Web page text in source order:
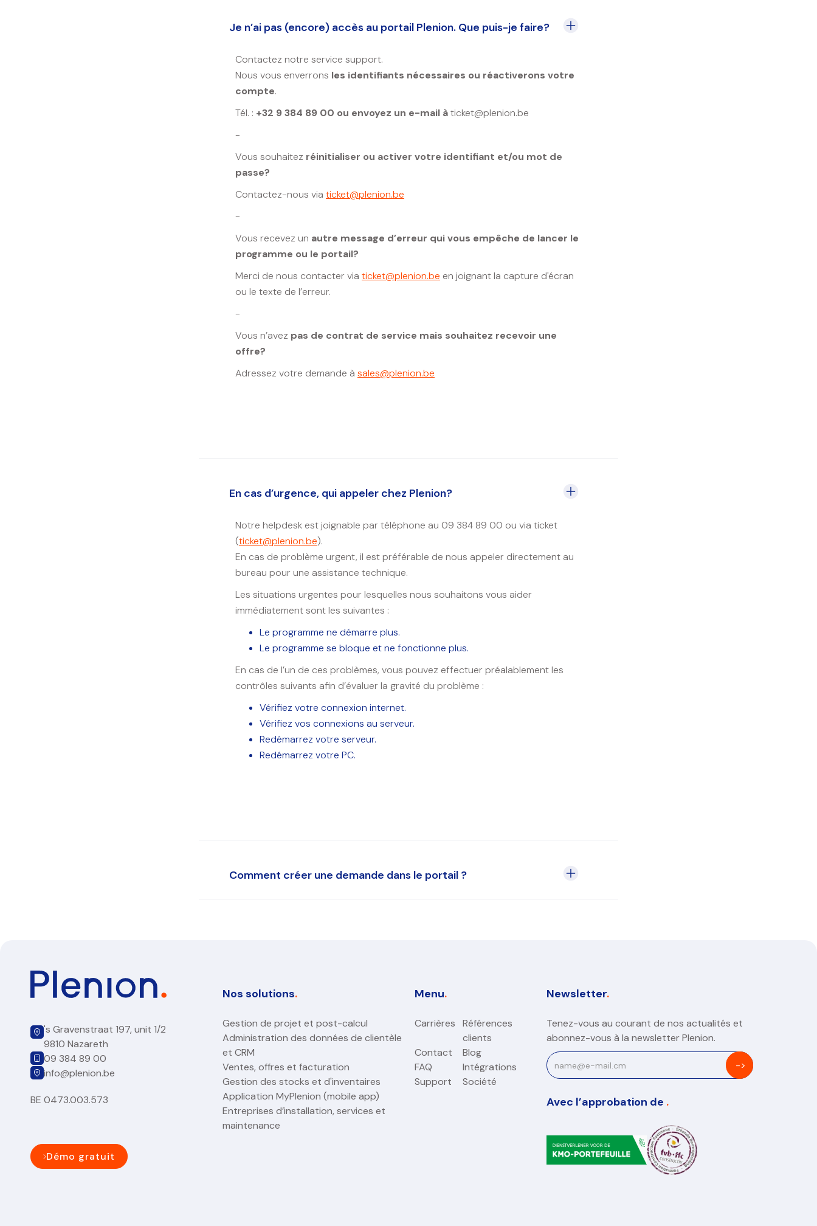
Je n’ai pas (encore) accès au portail Plenion. Que puis-je faire?
Contactez notre service support.
Nous vous enverrons les identifiants nécessaires ou réactiverons votre
compte.
Tél. : +32 9 384 89 00 ou envoyez un e-mail àticket@plenion.be
-
Vous souhaitez réinitialiser ou activer votre identifiant et/ou mot de
passe?
Contactez-nous via ticket@plenion.be
-
Vous recevez un autre message d’erreur qui vous empêche de lancer le
programme ou le portail?
Merci de nous contacter via ticket@plenion.be en joignant la capture d'écran
ou le texte de l’erreur.
-
Vous n’avez pas de contrat de service mais souhaitez recevoir une
offre?
Adressez votre demande à sales@plenion.be
En cas d’urgence, qui appeler chez Plenion?
Notre helpdesk est joignable par téléphone au 09 384 89 00 ou via ticket
(ticket@plenion.be).
En cas de problème urgent, il est préférable de nous appeler directement au
bureau pour une assistance technique.
Les situations urgentes pour lesquelles nous souhaitons vous aider
immédiatement sont les suivantes :
Le programme ne démarre plus.
Le programme se bloque et ne fonctionne plus.
En cas de l’un de ces problèmes, vous pouvez effectuer préalablement les
contrôles suivants afin d’évaluer la gravité du problème :
Vérifiez votre connexion internet.
Vérifiez vos connexions au serveur.
Redémarrez votre serveur.
Redémarrez votre PC.
Comment créer une demande dans le portail ?
's Gravenstraat 197, unit 1/2
9810 Nazareth
09 384 89 00
info@plenion.be
BE 0473.003.573
Démo gratuit
Nos solutions.
Gestion de projet et post-calcul
Administration des données de clientèle
et CRM
Ventes, offres et facturation
Gestion des stocks et d'inventaires
Application MyPlenion (mobile app)
Entreprises d’installation, services et
maintenance
Menu.
Carrières
Références
clients
Contact
Blog
FAQ
Intégrations
Support
Société
Newsletter.
Tenez-vous au courant de nos actualités et
abonnez-vous à la newsletter Plenion.
Avec l’approbation de .